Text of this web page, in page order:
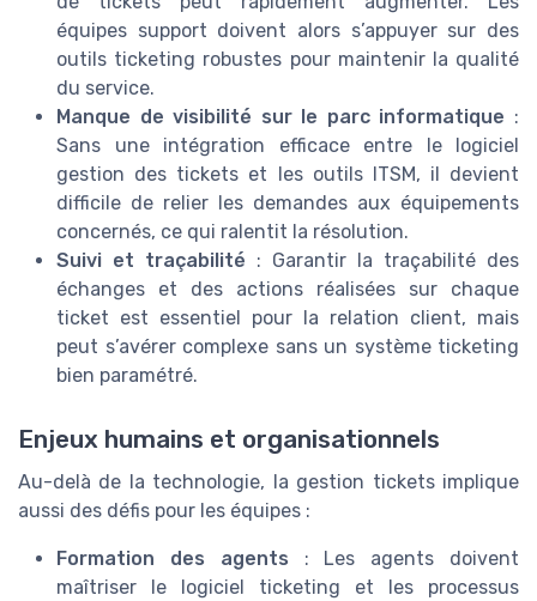
équipes support doivent alors s’appuyer sur des
outils ticketing robustes pour maintenir la qualité
du service.
Manque de visibilité sur le parc informatique :
Sans une intégration efficace entre le logiciel
gestion des tickets et les outils ITSM, il devient
difficile de relier les demandes aux équipements
concernés, ce qui ralentit la résolution.
Suivi et traçabilité : Garantir la traçabilité des
échanges et des actions réalisées sur chaque
ticket est essentiel pour la relation client, mais
peut s’avérer complexe sans un système ticketing
bien paramétré.
Enjeux humains et organisationnels
Au-delà de la technologie, la gestion tickets implique
aussi des défis pour les équipes :
Formation des agents : Les agents doivent
maîtriser le logiciel ticketing et les processus